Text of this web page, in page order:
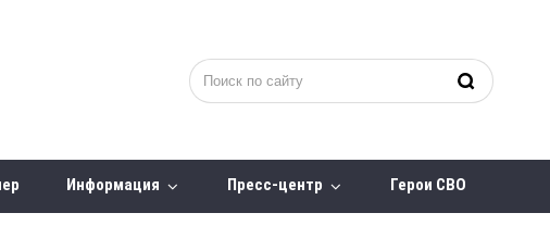
Информация Пресс-центр Герои СВО